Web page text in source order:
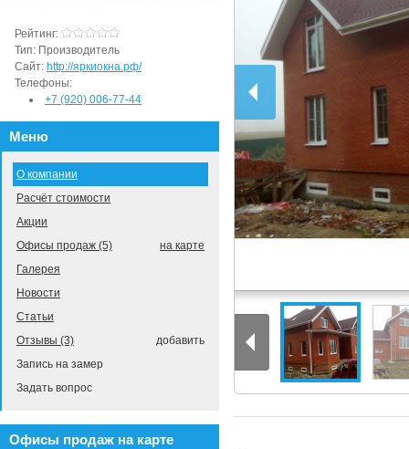
Рейтинг:
Тип: Производитель
Сайт: http://яркиокна.рф/
Телефоны:
+7 (920) 006-77-44
Меню
О компании
Расчёт стоимости
Акции
на карте
Офисы продаж (5)
Галерея
Новости
Статьи
добавить
Отзывы (3)
Запись на замер
Задать вопрос
Офисы продаж на карте